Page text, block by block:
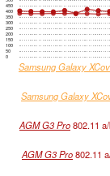
0
50
100
150
200
250
300
350
400
450
Samsung Galaxy
Samsung Galaxy
AGM G3 Pro802.11
AGM G3 Pro802.11